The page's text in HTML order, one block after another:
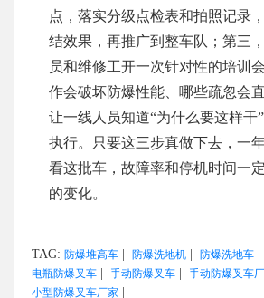
点，落实分级点检表和拍照记录
结效果，再推广到整车队；第三
员和维修工开一次针对性的培训
作会破坏防爆性能、哪些疏忽会
让一线人员知道“为什么要这样干
执行。只要这三步真做下去，一
看这批车，故障率和停机时间一
的变化。
TAG: 防爆堆高车 防爆洗地机 防爆洗地车
电瓶防爆叉车 手动防爆叉车 手动防爆叉车
小型防爆叉车厂家